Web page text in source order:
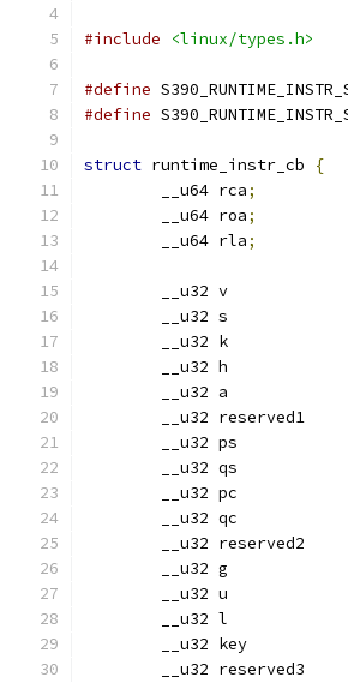
#include <linux/types.h>
#define
#define
struct runtime_instr_cb
{
	__u64 rca
;
	__u64 roa
;
	__u64 rla
;